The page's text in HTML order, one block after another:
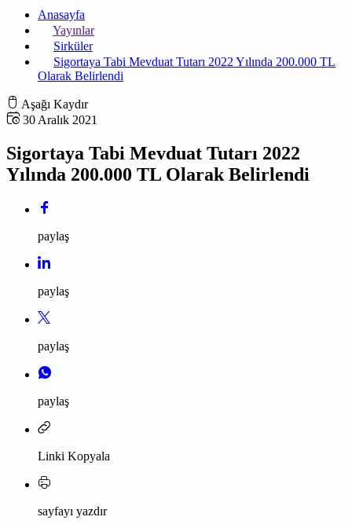
Anasayfa
Yayınlar
Sirküler
Sigortaya Tabi Mevduat Tutarı 2022 Yılında 200.000 TL
Olarak Belirlendi
Aşağı Kaydır
30 Aralık 2021
Sigortaya Tabi Mevduat Tutarı 2022
Yılında 200.000 TL Olarak Belirlendi
paylaş
paylaş
paylaş
paylaş
Linki Kopyala
sayfayı yazdır